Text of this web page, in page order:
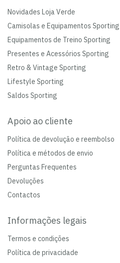
Novidades Loja Verde
Camisolas e Equipamentos Sporting
Equipamentos de Treino Sporting
Presentes e Acessórios Sporting
Retro & Vintage Sporting
Lifestyle Sporting
Saldos Sporting
Apoio ao cliente
Política de devolução e reembolso
Política e métodos de envio
Perguntas Frequentes
Devoluções
Contactos
Informações legais
Termos e condições
Política de privacidade